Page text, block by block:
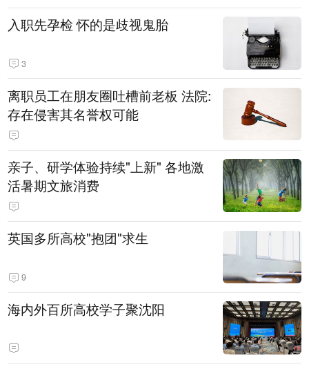
入职先孕检 怀的是歧视鬼胎
3
离职员工在朋友圈吐槽前老板 法院:
存在侵害其名誉权可能
亲子、研学体验持续"上新" 各地激
活暑期文旅消费
英国多所高校"抱团"求生
9
海内外百所高校学子聚沈阳